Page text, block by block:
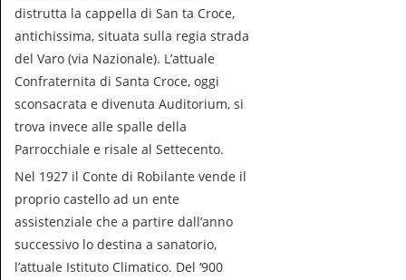
distrutta la cappella di San ta Croce,
antichissima, situata sulla regia strada
del Varo (via Nazionale). L’attuale
Confraternita di Santa Croce, oggi
sconsacrata e divenuta Auditorium, si
trova invece alle spalle della
Parrocchiale e risale al Settecento.
Nel 1927 il Conte di Robilante vende il
proprio castello ad un ente
assistenziale che a partire dall’anno
successivo lo destina a sanatorio,
l’attuale Istituto Climatico. Del ‘900